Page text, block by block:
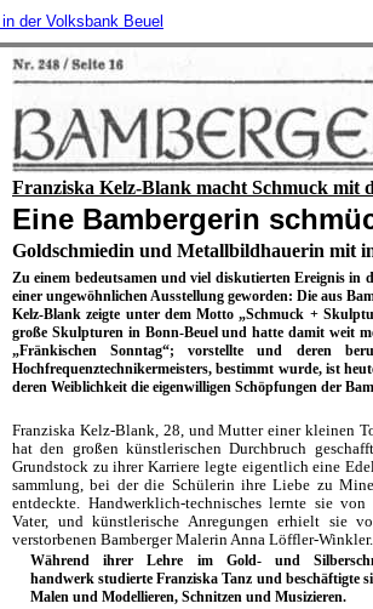
der Volksbank Beuel
Franziska Kelz-Blank macht Schmuck mit
Eine Bambergerin
Goldschmiedin und Metallbildhauerin mit
Zu einem bedeutsamen und viel diskutierten Ereignis
einer ungewöhnlichen Ausstellung geworden: Die aus
Kelz-Blank zeigte unter dem Motto „Schmuck +
große Skulpturen in Bonn-Beuel und hatte damit weit
„Fränkischen Sonntag“; vorstellte und deren
Hochfrequenztechnikermeisters, bestimmt wurde, ist
deren Weiblichkeit die eigenwilligen Schöpfungen der
Franziska Kelz-Blank, 28, und Mutter einer kleinen
hat den großen künstlerischen Durchbruch
Grund­stock zu ihrer Karriere legte eigentlich eine
sammlung, bei der die Schülerin ihre Liebe zu
entdeckte. Handwerklich-technisches lernte sie von
Vater, und künstlerische Anregungen erhielt sie
verstorbenen Bamberger Malerin Anna Löffler-Winkler.
Während ihrer Lehre im Gold- und
handwerk studierte Franziska Tanz und beschäftigte
Malen und Modellieren, Schnitzen und Musizieren.